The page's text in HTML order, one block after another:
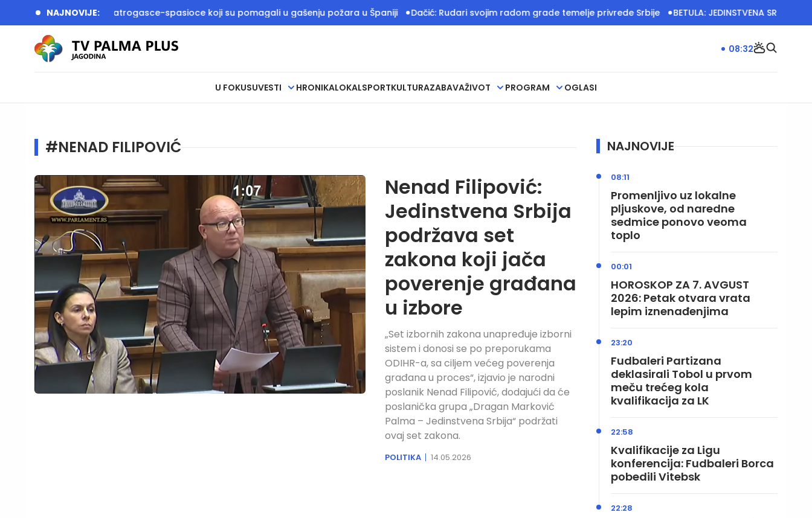
NAJNOVIJE:
i Dačić dočekali vatrogasce-spasioce koji su pomagali u gašenju požara u Španiji Dačić: Rudari svojim radom grade temelje privrede Srbije BETULA: JEDINSTVENA SRBIJA IMA
U FOKUSUVESTI HRONIKALOKALSPORTKULTURAZABAVAŽIVOT PROGRAM OGLASI
08:32
#NENAD FILIPOVIĆ
Nenad Filipović:
Jedinstvena Srbija
podržava set
zakona koji jača
poverenje građana
u izbore
„Set izbornih zakona unapređuje izborni
sistem i donosi se po preporukama
ODIHR-a, sa ciljem većeg poverenja
građana u proces“, izjavio je narodni
poslanik Nenad Filipović, dodajući da će
poslanička grupa „Dragan Marković
Palma – Jedinstvena Srbija“ podržati
ovaj set zakona.
POLITIKA 14.05.2026
NAJNOVIJE
Promenljivo uz lokalne
pljuskove, od naredne
sedmice ponovo veoma
toplo
08:11
HOROSKOP ZA 7. AVGUST
2026: Petak otvara vrata
lepim iznenađenjima
00:01
Fudbaleri Partizana
deklasirali Tobol u prvom
meču trećeg kola
kvalifikacija za LK
23:20
Kvalifikacije za Ligu
konferencija: Fudbaleri Borca
pobedili Vitebsk
22:58
22:28